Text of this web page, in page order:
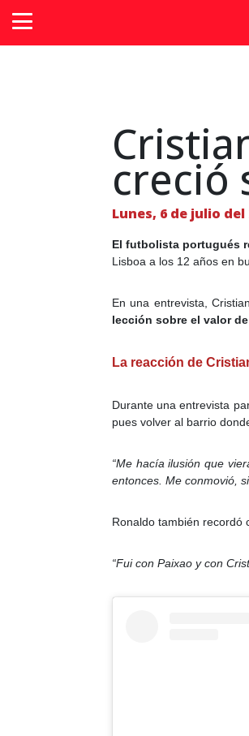
creció
Lunes, 6 de julio del
El futbolista portugués
Lisboa a los 12 años en
En una entrevista,
lección sobre el valor
La reacción de
Durante una entrevista
pues volver al barrio
“Me hacía ilusión que
entonces. Me conmovió,
Ronaldo también recordó
“Fui con Paixao y con